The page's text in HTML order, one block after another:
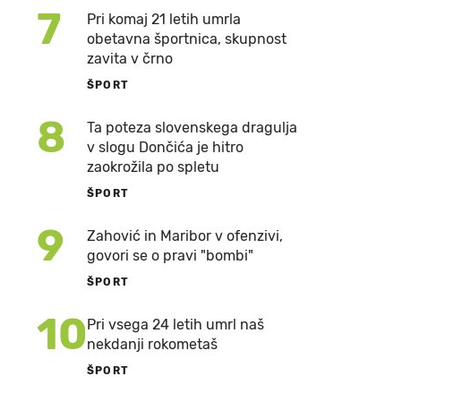
7
Pri komaj 21 letih umrla
obetavna športnica, skupnost
zavita v črno
ŠPORT
8
Ta poteza slovenskega dragulja
v slogu Dončića je hitro
zaokrožila po spletu
ŠPORT
9
Zahović in Maribor v ofenzivi,
govori se o pravi "bombi"
ŠPORT
10Pri vsega 24 letih umrl naš
nekdanji rokometaš
ŠPORT